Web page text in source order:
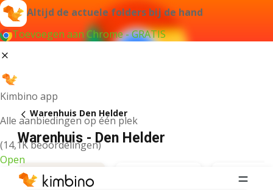
Altijd de actuele folders bij de hand
Toevoegen aan Chrome - GRATIS
Kimbino app
Alle aanbiedingen op één plek
(14,1K beoordelingen)
Open
Warenhuis Den Helder
Warenhuis - Den Helder